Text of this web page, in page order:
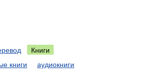
Книги
книги аудиокниги